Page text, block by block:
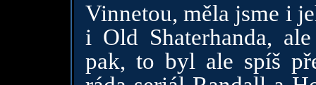
Vinnetou, měla jsme i
i Old Shaterhanda,
pak, to byl ale spíš